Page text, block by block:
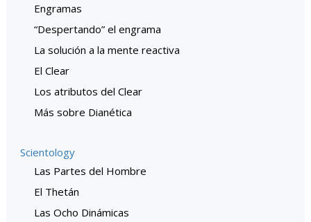
Engramas
“Despertando” el engrama
La solución a la mente reactiva
El Clear
Los atributos del Clear
Más sobre Dianética
Scientology
Las Partes del Hombre
El Thetán
Las Ocho Dinámicas